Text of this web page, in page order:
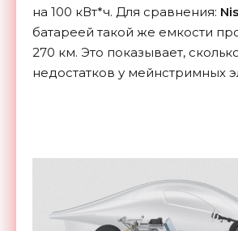
на 100 кВт*ч. Для сравнения:
батареей такой же емкости
270 км. Это показывает,
недостатков у мейнстримных